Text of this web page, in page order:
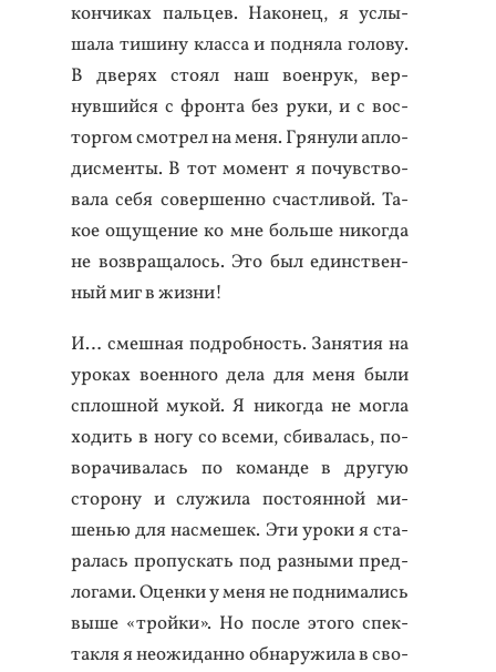
кон­чи­ках паль­цев. На­конец, я ус­лы­
шала ти­шину клас­са и под­ня­ла го­лову.
В две­рях сто­ял наш во­ен­рук, вер­
нувший­ся с фрон­та без ру­ки, и с вос­
торгом смот­рел на ме­ня. Гря­нули ап­ло­
дис­менты. В тот мо­мент я по­чувс­тво­
вала се­бя со­вер­шенно счас­тли­вой. Та­
кое ощу­щение ко мне боль­ше ни­ког­да
не воз­вра­щалось. Это был единс­твен­
ный миг в жиз­ни!
И… смеш­ная под­робность. За­нятия на
уро­ках во­ен­но­го де­ла для ме­ня бы­ли
сплош­ной му­кой. Я ни­ког­да не мог­ла
хо­дить в но­гу со все­ми, сби­валась, по­
вора­чива­лась по ко­ман­де в дру­гую
сто­рону и слу­жила пос­то­ян­ной ми­
шенью для нас­ме­шек. Эти уро­ки я ста­
ралась про­пус­кать под раз­ны­ми пред­
ло­гами. Оцен­ки у ме­ня не под­ни­мались
вы­ше «трой­ки». Но пос­ле это­го спек­
такля я не­ожи­дан­но об­на­ружи­ла в сво­